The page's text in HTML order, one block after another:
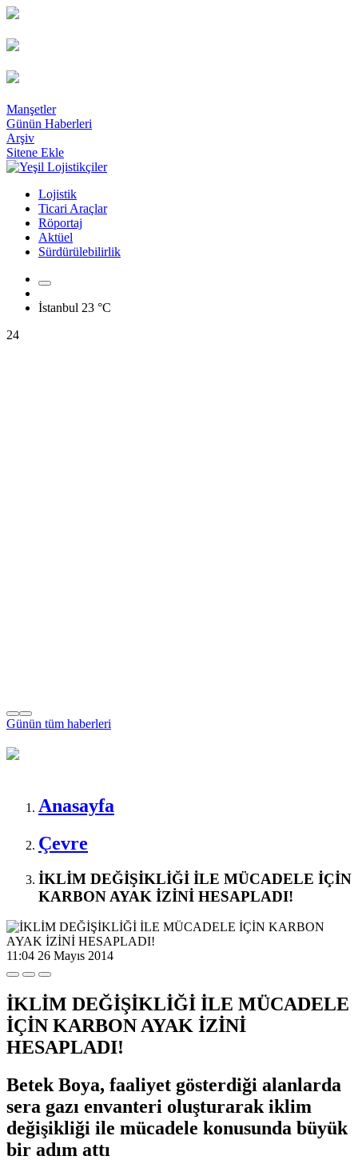
Manşetler
Günün Haberleri
Arşiv
Sitene Ekle
Lojistik
Ticari Araçlar
Röportaj
Aktüel
Sürdürülebilirlik
İstanbul 23 °C
24
Günün tüm haberleri
Anasayfa
Çevre
İKLİM DEĞİŞİKLİĞİ İLE MÜCADELE İÇİN
KARBON AYAK İZİNİ HESAPLADI!
11:04 26 Mayıs 2014
İKLİM DEĞİŞİKLİĞİ İLE MÜCADELE
İÇİN KARBON AYAK İZİNİ
HESAPLADI!
Betek Boya, faaliyet gösterdiği alanlarda
sera gazı envanteri oluşturarak iklim
değişikliği ile mücadele konusunda büyük
bir adım attı